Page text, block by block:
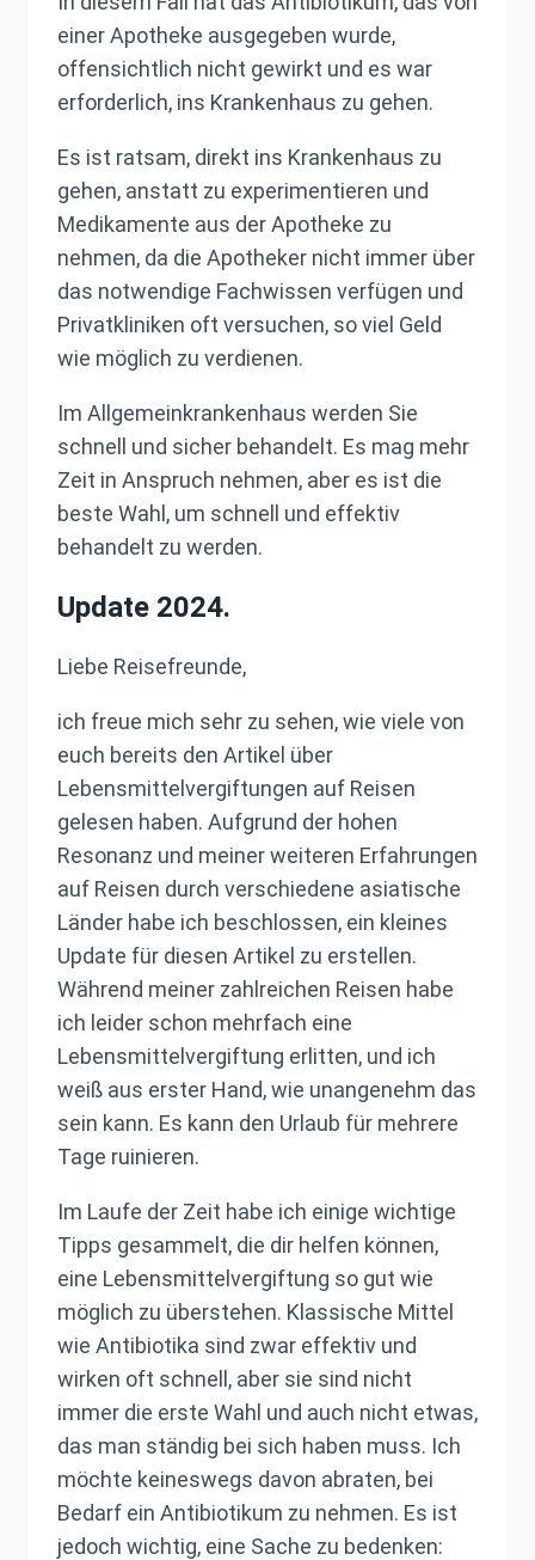
einer Apotheke ausgegeben wurde,
offensichtlich nicht gewirkt und es war
erforderlich, ins Krankenhaus zu gehen.
Es ist ratsam, direkt ins Krankenhaus zu
gehen, anstatt zu experimentieren und
Medikamente aus der Apotheke zu
nehmen, da die Apotheker nicht immer über
das notwendige Fachwissen verfügen und
Privatkliniken oft versuchen, so viel Geld
wie möglich zu verdienen.
Im Allgemeinkrankenhaus werden Sie
schnell und sicher behandelt. Es mag mehr
Zeit in Anspruch nehmen, aber es ist die
beste Wahl, um schnell und effektiv
behandelt zu werden.
Update 2024.
Liebe Reisefreunde,
ich freue mich sehr zu sehen, wie viele von
euch bereits den Artikel über
Lebensmittelvergiftungen auf Reisen
gelesen haben. Aufgrund der hohen
Resonanz und meiner weiteren Erfahrungen
auf Reisen durch verschiedene asiatische
Länder habe ich beschlossen, ein kleines
Update für diesen Artikel zu erstellen.
Während meiner zahlreichen Reisen habe
ich leider schon mehrfach eine
Lebensmittelvergiftung erlitten, und ich
weiß aus erster Hand, wie unangenehm das
sein kann. Es kann den Urlaub für mehrere
Tage ruinieren.
Im Laufe der Zeit habe ich einige wichtige
Tipps gesammelt, die dir helfen können,
eine Lebensmittelvergiftung so gut wie
möglich zu überstehen. Klassische Mittel
wie Antibiotika sind zwar effektiv und
wirken oft schnell, aber sie sind nicht
immer die erste Wahl und auch nicht etwas,
das man ständig bei sich haben muss. Ich
möchte keineswegs davon abraten, bei
Bedarf ein Antibiotikum zu nehmen. Es ist
jedoch wichtig, eine Sache zu bedenken: